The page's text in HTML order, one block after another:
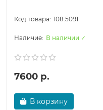
108.5091
В наличии ✓
7600 р.
В корзину